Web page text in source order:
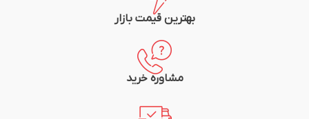
بهترین قیمت بازار
مشاوره خرید